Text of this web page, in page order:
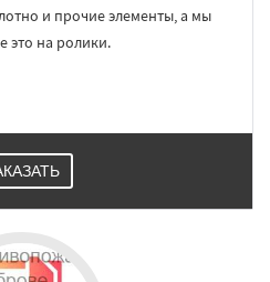
и прочие элементы, а мы
это на ролики.